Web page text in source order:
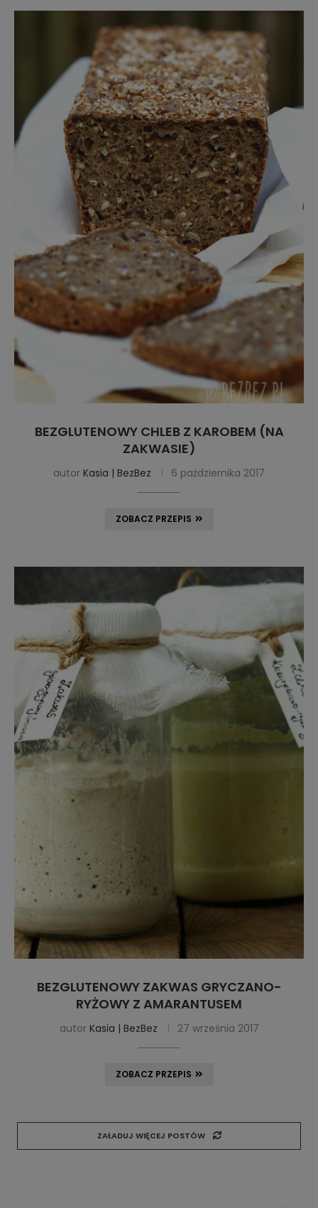
BEZGLUTENOWY CHLEB Z KAROBEM (NA
ZAKWASIE)
autor Kasia | BezBez 6 października 2017
ZOBACZ PRZEPIS
BEZGLUTENOWY ZAKWAS GRYCZANO-
RYŻOWY Z AMARANTUSEM
autor Kasia | BezBez 27 września 2017
ZOBACZ PRZEPIS
ZAŁADUJ WIĘCEJ POSTÓW